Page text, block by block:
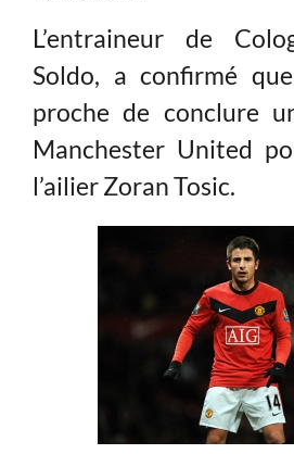
L’entraineur de
Soldo, a confirmé
proche de conclure
Manchester United
l’ailier Zoran Tosic.